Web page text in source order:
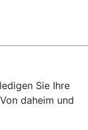
Sie Ihre
daheim und